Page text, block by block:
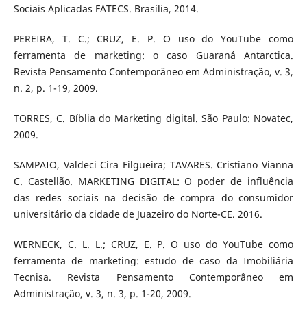
Sociais Aplicadas FATECS. Brasília, 2014.
PEREIRA, T. C.; CRUZ, E. P. O uso do YouTube como
ferramenta de marketing: o caso Guaraná Antarctica.
Revista Pensamento Contemporâneo em Administração, v. 3,
n. 2, p. 1-19, 2009.
TORRES, C. Bíblia do Marketing digital. São Paulo: Novatec,
2009.
SAMPAIO, Valdeci Cira Filgueira; TAVARES. Cristiano Vianna
C. Castellão. MARKETING DIGITAL: O poder de influência
das redes sociais na decisão de compra do consumidor
universitário da cidade de Juazeiro do Norte-CE. 2016.
WERNECK, C. L. L.; CRUZ, E. P. O uso do YouTube como
ferramenta de marketing: estudo de caso da Imobiliária
Tecnisa. Revista Pensamento Contemporâneo em
Administração, v. 3, n. 3, p. 1-20, 2009.